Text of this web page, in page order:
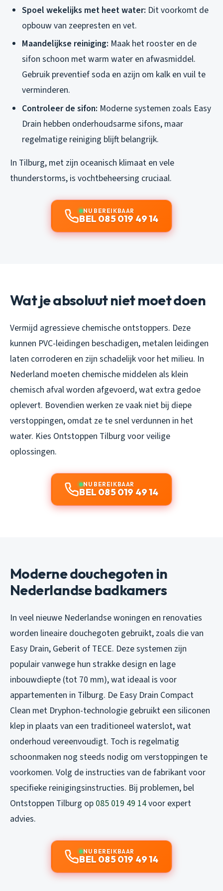
Spoel wekelijks met heet water: Dit voorkomt de
opbouw van zeepresten en vet.
Maandelijkse reiniging: Maak het rooster en de
sifon schoon met warm water en afwasmiddel.
Gebruik preventief soda en azijn om kalk en vuil te
verminderen.
Controleer de sifon: Moderne systemen zoals Easy
Drain hebben onderhoudsarme sifons, maar
regelmatige reiniging blijft belangrijk.
In Tilburg, met zijn oceanisch klimaat en vele
thunderstorms, is vochtbeheersing cruciaal.
NU BEREIKBAAR
BEL 085 019 49 14
Wat je absoluut niet moet doen
Vermijd agressieve chemische ontstoppers. Deze
kunnen PVC-leidingen beschadigen, metalen leidingen
laten corroderen en zijn schadelijk voor het milieu. In
Nederland moeten chemische middelen als klein
chemisch afval worden afgevoerd, wat extra gedoe
oplevert. Bovendien werken ze vaak niet bij diepe
verstoppingen, omdat ze te snel verdunnen in het
water. Kies Ontstoppen Tilburg voor veilige
oplossingen.
NU BEREIKBAAR
BEL 085 019 49 14
Moderne douchegoten in
Nederlandse badkamers
In veel nieuwe Nederlandse woningen en renovaties
worden lineaire douchegoten gebruikt, zoals die van
Easy Drain, Geberit of TECE. Deze systemen zijn
populair vanwege hun strakke design en lage
inbouwdiepte (tot 70 mm), wat ideaal is voor
appartementen in Tilburg. De Easy Drain Compact
Clean met Dryphon-technologie gebruikt een siliconen
klep in plaats van een traditioneel waterslot, wat
onderhoud vereenvoudigt. Toch is regelmatig
schoonmaken nog steeds nodig om verstoppingen te
voorkomen. Volg de instructies van de fabrikant voor
specifieke reinigingsinstructies. Bij problemen, bel
Ontstoppen Tilburg op 085 019 49 14voor expert
advies.
NU BEREIKBAAR
BEL 085 019 49 14